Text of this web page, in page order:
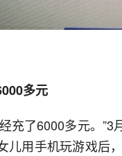
多元
充了6000多元。
儿用手机玩游戏后